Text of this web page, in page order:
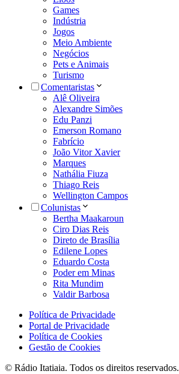
Games
Indústria
Jogos
Meio Ambiente
Negócios
Pets e Animais
Turismo
Comentaristas
Alê Oliveira
Alexandre Simões
Edu Panzi
Emerson Romano
Fabrício
João Vitor Xavier
Marques
Nathália Fiuza
Thiago Reis
Wellington Campos
Colunistas
Bertha Maakaroun
Ciro Dias Reis
Direto de Brasília
Edilene Lopes
Eduardo Costa
Poder em Minas
Rita Mundim
Valdir Barbosa
Política de Privacidade
Portal de Privacidade
Política de Cookies
Gestão de Cookies
© Rádio Itatiaia. Todos os direitos reservados.